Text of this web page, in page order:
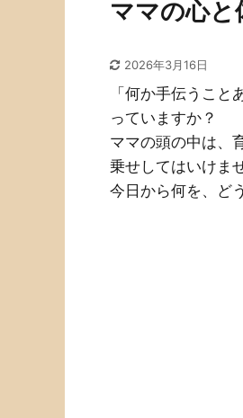
ママの心と
2026年3月16日
「何か手伝うこ
っていますか？
ママの頭の中は、
乗せしてはいけま
今日から何を、ど